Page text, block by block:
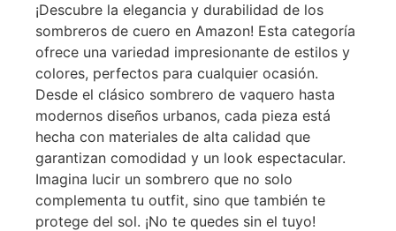
¡Descubre la elegancia y durabilidad de los
sombreros de cuero en Amazon! Esta categoría
ofrece una variedad impresionante de estilos y
colores, perfectos para cualquier ocasión.
Desde el clásico sombrero de vaquero hasta
modernos diseños urbanos, cada pieza está
hecha con materiales de alta calidad que
garantizan comodidad y un look espectacular.
Imagina lucir un sombrero que no solo
complementa tu outfit, sino que también te
protege del sol. ¡No te quedes sin el tuyo!